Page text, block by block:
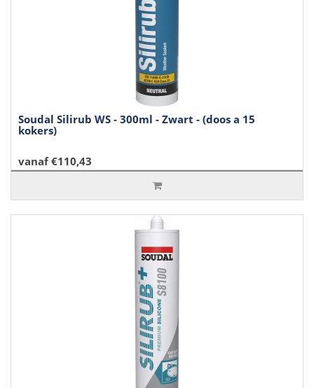
Soudal Silirub WS - 300ml - Zwart - (doos a 15
kokers)
vanaf €110,43